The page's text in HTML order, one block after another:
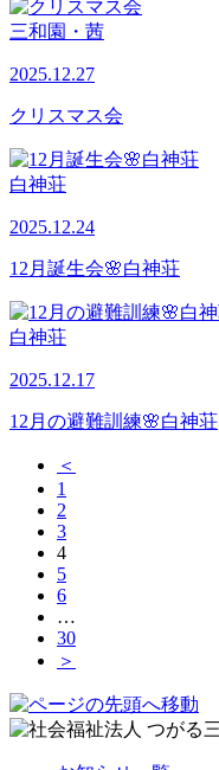
三和園・茜
2025.12.27
クリスマス会
白神荘
2025.12.24
12月誕生会🌸白神荘
白神荘
2025.12.17
12月の避難訓練🌸白神荘
＜
1
2
3
4
5
6
…
30
＞